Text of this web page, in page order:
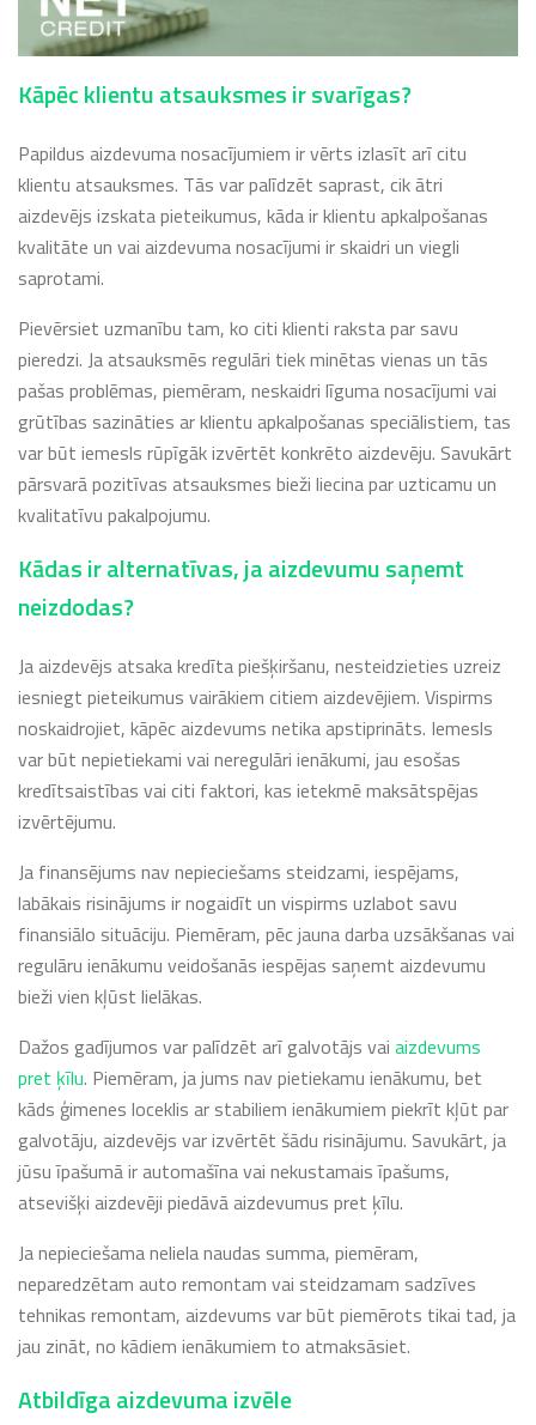
Kāpēc klientu atsauksmes ir svarīgas?
Papildus aizdevuma nosacījumiem ir vērts izlasīt arī citu
klientu atsauksmes. Tās var palīdzēt saprast, cik ātri
aizdevējs izskata pieteikumus, kāda ir klientu apkalpošanas
kvalitāte un vai aizdevuma nosacījumi ir skaidri un viegli
saprotami.
Pievērsiet uzmanību tam, ko citi klienti raksta par savu
pieredzi. Ja atsauksmēs regulāri tiek minētas vienas un tās
pašas problēmas, piemēram, neskaidri līguma nosacījumi vai
grūtības sazināties ar klientu apkalpošanas speciālistiem, tas
var būt iemesls rūpīgāk izvērtēt konkrēto aizdevēju. Savukārt
pārsvarā pozitīvas atsauksmes bieži liecina par uzticamu un
kvalitatīvu pakalpojumu.
Kādas ir alternatīvas, ja aizdevumu saņemt
neizdodas?
Ja aizdevējs atsaka kredīta piešķiršanu, nesteidzieties uzreiz
iesniegt pieteikumus vairākiem citiem aizdevējiem. Vispirms
noskaidrojiet, kāpēc aizdevums netika apstiprināts. Iemesls
var būt nepietiekami vai neregulāri ienākumi, jau esošas
kredītsaistības vai citi faktori, kas ietekmē maksātspējas
izvērtējumu.
Ja finansējums nav nepieciešams steidzami, iespējams,
labākais risinājums ir nogaidīt un vispirms uzlabot savu
finansiālo situāciju. Piemēram, pēc jauna darba uzsākšanas vai
regulāru ienākumu veidošanās iespējas saņemt aizdevumu
bieži vien kļūst lielākas.
Dažos gadījumos var palīdzēt arī galvotājs vai aizdevums
pret ķīlu. Piemēram, ja jums nav pietiekamu ienākumu, bet
kāds ģimenes loceklis ar stabiliem ienākumiem piekrīt kļūt par
galvotāju, aizdevējs var izvērtēt šādu risinājumu. Savukārt, ja
jūsu īpašumā ir automašīna vai nekustamais īpašums,
atsevišķi aizdevēji piedāvā aizdevumus pret ķīlu.
Ja nepieciešama neliela naudas summa, piemēram,
neparedzētam auto remontam vai steidzamam sadzīves
tehnikas remontam, aizdevums var būt piemērots tikai tad, ja
jau zināt, no kādiem ienākumiem to atmaksāsiet.
Atbildīga aizdevuma izvēle